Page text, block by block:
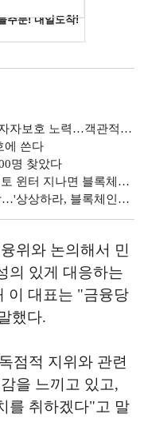
기준 필요" [2022 금융권 국감]
에 쓴다
명 찾았다
블록체인 세대 등장할 것"
록체인이 일상이 되는 세상'
위와 논의해서 민
의 있게 대응하는
이 대표는 "금융당
했다.
점적 지위와 관련
을 느끼고 있고,
를 취하겠다"고 말